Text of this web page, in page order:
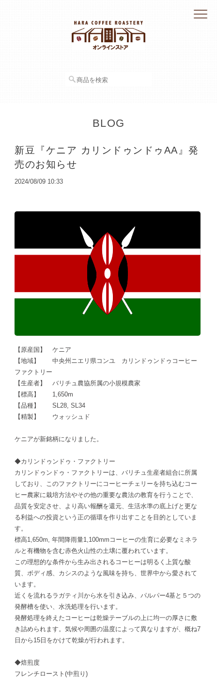
BLOG
新豆『ケニア カリンドゥンドゥAA』発
売のお知らせ
2024/08/09 10:33
【原産国】 ケニア
【地域】 中央州ニエリ県コンユ カリンドゥンドゥコーヒー
ファクトリー
【生産者】 バリチュ農協所属の小規模農家
【標高】 1,650m
【品種】 SL28, SL34
【精製】 ウォッシュド
ケニアが新銘柄になりました。
◆カリンドゥンドゥ・ファクトリー
カリンドゥンドゥ・ファクトリーは、バリチュ生産者組合に所属
しており、このファクトリーにコーヒーチェリーを持ち込むコー
ヒー農家に栽培方法やその他の重要な農法の教育を行うことで、
品質を安定させ、より高い報酬を還元、生活水準の底上げと更な
る利益への投資という正の循環を作り出すことを目的としていま
す。
標高1,650m, 年間降雨量1,100mmコーヒーの生育に必要なミネラ
ルと有機物を含む赤色火山性の土壌に覆われています。
この理想的な条件から生み出されるコーヒーは明るく上質な酸
質、ボディ感、カシスのような風味を持ち、世界中から愛されて
います。
近くを流れるラガティ川から水を引き込み、パルパー4基と５つの
発酵槽を使い、水洗処理を行います。
発酵処理を終えたコーヒーは乾燥テーブルの上に均一の厚さに敷
き詰められます。気候や周囲の温度によって異なりますが、概ね7
日から15日をかけて乾燥が行われます。
◆焙煎度
フレンチロースト(中煎り)